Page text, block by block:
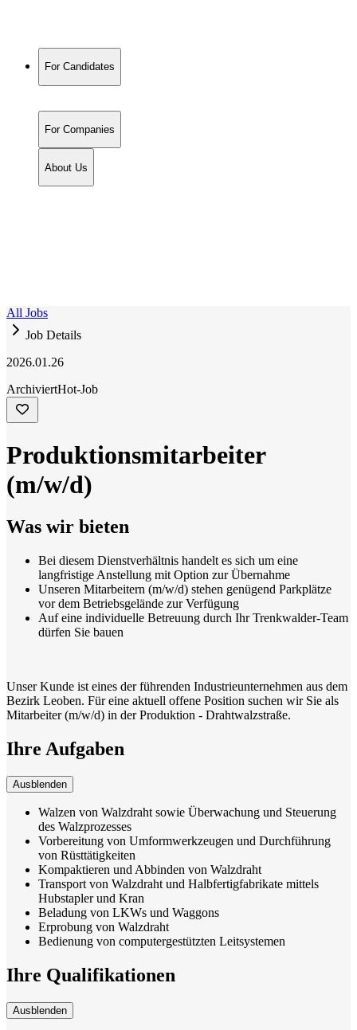
For Candidates
For Companies
About Us
All Jobs
Job Details
2026.01.26
ArchiviertHot-Job
Produktionsmitarbeiter
(m/w/d)
Was wir bieten
Bei diesem Dienstverhältnis handelt es sich um eine
langfristige Anstellung mit Option zur Übernahme
Unseren Mitarbeitern (m/w/d) stehen genügend Parkplätze
vor dem Betriebsgelände zur Verfügung
Auf eine individuelle Betreuung durch Ihr Trenkwalder-Team
dürfen Sie bauen
Unser Kunde ist eines der führenden Industrieunternehmen aus dem
Bezirk Leoben. Für eine aktuell offene Position suchen wir Sie als
Mitarbeiter (m/w/d) in der Produktion - Drahtwalzstraße.
Ihre Aufgaben
Ausblenden
Walzen von Walzdraht sowie Überwachung und Steuerung
des Walzprozesses
Vorbereitung von Umformwerkzeugen und Durchführung
von Rüsttätigkeiten
Kompaktieren und Abbinden von Walzdraht
Transport von Walzdraht und Halbfertigfabrikate mittels
Hubstapler und Kran
Beladung von LKWs und Waggons
Erprobung von Walzdraht
Bedienung von computergestützten Leitsystemen
Ihre Qualifikationen
Ausblenden